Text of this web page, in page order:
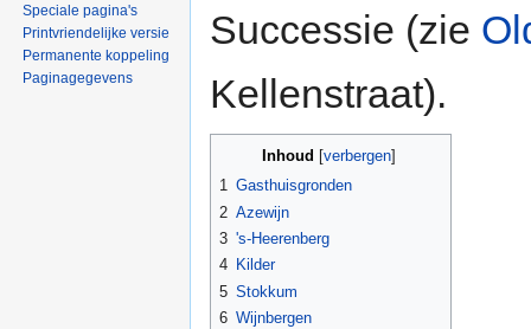
Successie (zie
Kellenstraat).
Inhoud verbergen]
1 Gasthuisgronden
2 Azewijn
3 's-Heerenberg
4 Kilder
5 Stokkum
6 Wijnbergen
Speciale pagina's
Printvriendelijke versie
Permanente koppeling
Paginagegevens